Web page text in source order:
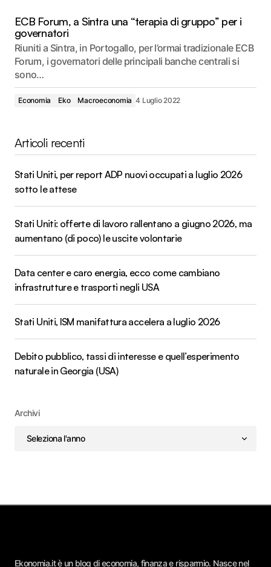
ECB Forum, a Sintra una “terapia di gruppo” per i
governatori
Riuniti a Sintra, in Portogallo, per l’ormai tradizionale ECB
Forum, i governatori delle principali banche centrali si
sono…
Economia Eko Macroeconomia 4 Luglio 2022
Articoli recenti
Stati Uniti, per report ADP nuovi occupati a luglio 2026
sotto le attese
Stati Uniti: offerte di lavoro rallentano a giugno 2026, ma
aumentano (di poco) le uscite volontarie
Data center e caro energia, ecco come cambiano
infrastrutture e trasporti negli USA
Stati Uniti, ISM manifattura accelera a luglio 2026
Debito pubblico, tassi di interesse e quell’esperimento
naturale in Georgia (USA)
Archivi
Ekonomia.it è un blog di economia, finanza e risparmio. Nasce nel